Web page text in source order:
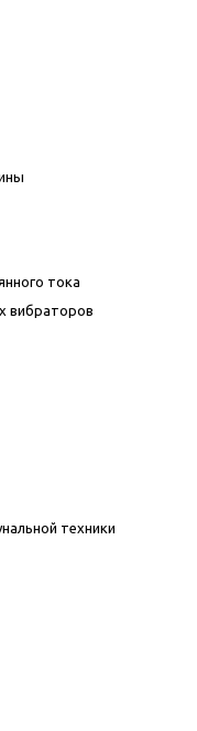
тока
вибраторов
техники